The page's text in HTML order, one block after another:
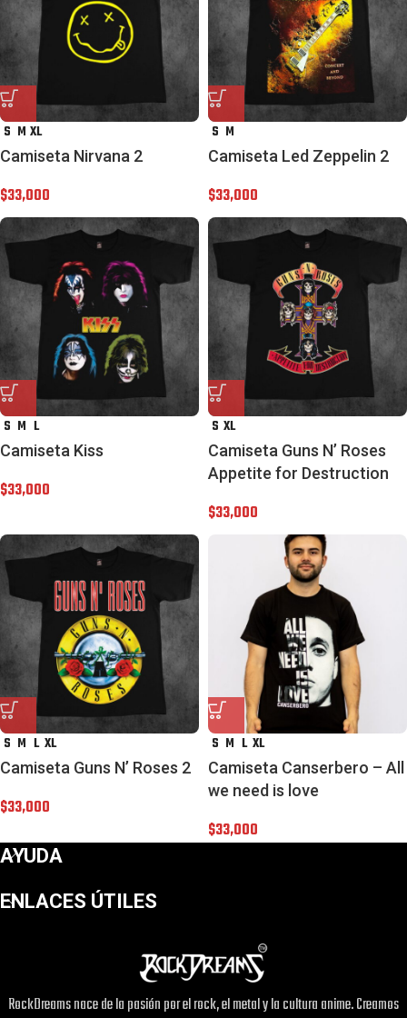
S M XL
Camiseta Nirvana 2
$33,000
S M
Camiseta Led Zeppelin 2
$33,000
S M L
Camiseta Kiss
$33,000
S XL
Camiseta Guns N’ Roses
Appetite for Destruction
$33,000
S M L XL
Camiseta Guns N’ Roses 2
$33,000
S M L XL
Camiseta Canserbero – All
we need is love
$33,000
AYUDA
ENLACES ÚTILES
RockDreams nace de la pasión por el rock, el metal y la cultura anime. Creamos